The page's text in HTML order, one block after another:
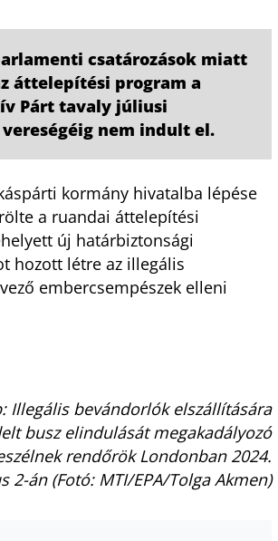
csatározások miatt
áttelepítési program a
Párt tavaly júliusi
nem indult el.
kormány hivatalba lépése
a ruandai áttelepítési
új határbiztonsági
hozott létre az illegális
embercsempészek elleni
Illegális bevándorlók elszállítására
busz elindulását megakadályozó
rendőrök Londonban 2024.
2-án (Fotó: MTI/EPA/Tolga Akmen)